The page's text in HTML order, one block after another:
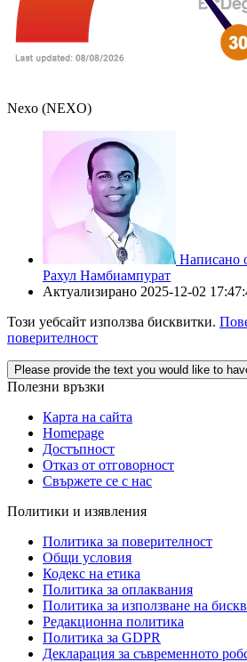
Nexo (NEXO)
Написано
Рахул Намбиампурат
Актуализирано 2025-12-02
Този уебсайт използва бисквитки.
поверителност
Please provide the text you would like to
Полезни връзки
Карта на сайта
Homepage
Достъпност
Отказ от отговорност
Свържете се с нас
Политики и изявления
Политика за поверителност
Общи условия
Кодекс на етика
Политика за оплаквания
Политика за използване на
Редакционна политика
Политика за GDPR
Декларация за съвременното